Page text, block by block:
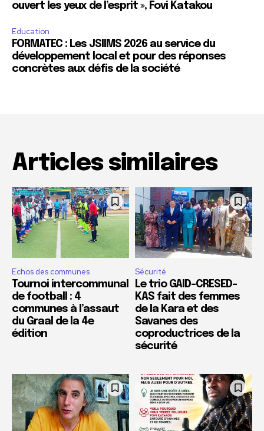
ouvert les yeux de l’esprit », Fovi Katakou
Education
FORMATEC : Les JSIIMS 2026 au service du
développement local et pour des réponses
concrètes aux défis de la société
Articles similaires
Echos des communes
Tournoi intercommunal
de football : 4
communes à l’assaut
du Graal de la 4e
édition
Sécurité
Le trio GAID-CRESED-
KAS fait des femmes
de la Kara et des
Savanes des
coproductrices de la
sécurité